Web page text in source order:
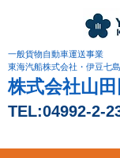
株式会社山
TEL:04992-2-
一般貨物自動車運送事業
東海汽船株式会社・伊豆七